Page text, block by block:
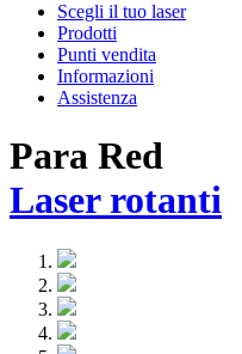
Scegli il tuo laser
Prodotti
Punti vendita
Informazioni
Assistenza
Para Red
Laser rotanti